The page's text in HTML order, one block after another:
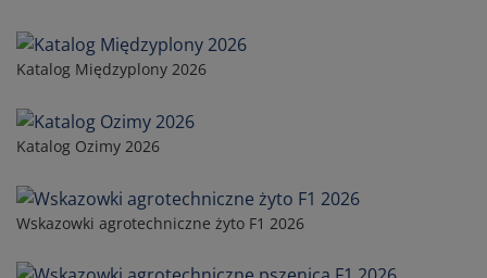
Katalog Międzyplony 2026
Katalog Ozimy 2026
Wskazowki agrotechniczne żyto F1 2026